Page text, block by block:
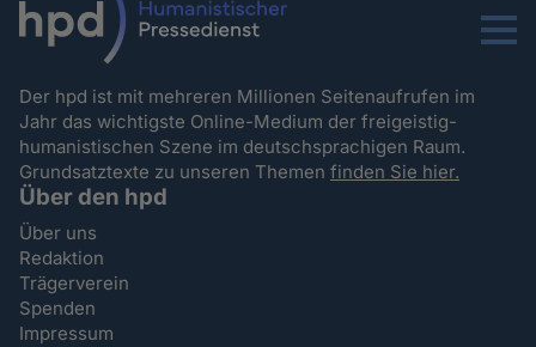
Menu
Der hpd ist mit mehreren Millionen Seitenaufrufen im
Jahr das wichtigste Online-Medium der freigeistig-
humanistischen Szene im deutschsprachigen Raum.
Grundsatztexte zu unseren Themenfinden Sie hier.
Über den hpd
Über uns
Redaktion
Trägerverein
Spenden
Impressum